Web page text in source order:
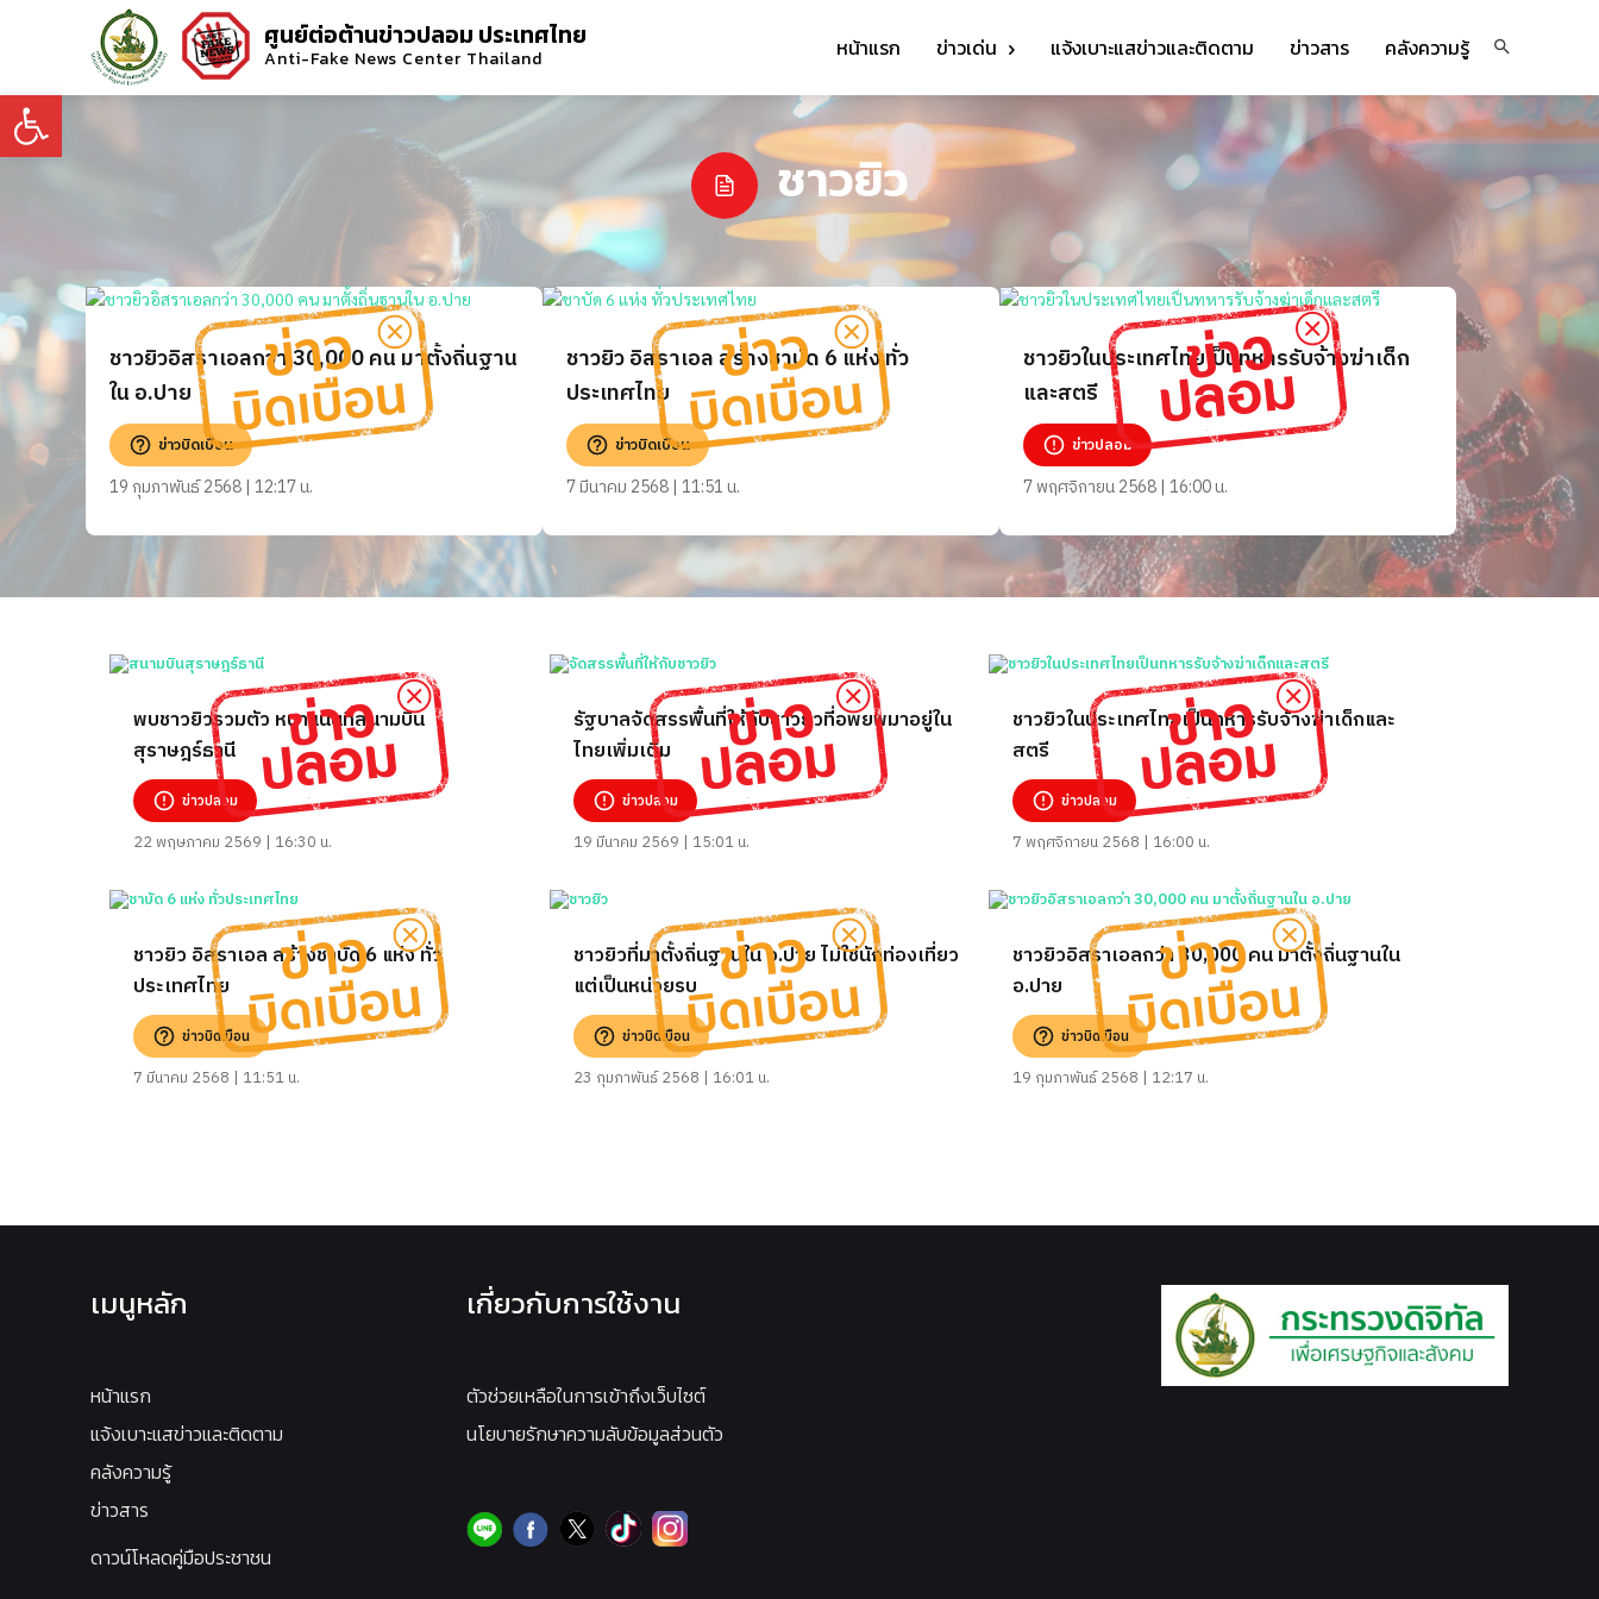
Open toolbar
ศูนย์ต่อต้านข่าวปลอม ประเทศไทย
Anti-Fake News Center Thailand หน้าแรก ข่าวเด่น แจ้งเบาะแสข่าวและติดตาม ข่าวสาร คลังความรู้
ชาวยิว
ชาวยิวอิสราเอลกว่า 30,000 คน มาตั้งถิ่นฐาน
ใน อ.ปาย
ข่าวบิดเบือน
19 กุมภาพันธ์ 2568 | 12:17 น.
ชาวยิว อิสราเอล สร้างชาบัด 6 แห่ง ทั่ว
ประเทศไทย
ข่าวบิดเบือน
7 มีนาคม 2568 | 11:51 น.
ชาวยิวในประเทศไทยเป็นทหารรับจ้างฆ่าเด็ก
และสตรี
ข่าวปลอม
7 พฤศจิกายน 2568 | 16:00 น.
พบชาวยิวรวมตัว หนาแน่นที่สนามบิน
สุราษฎร์ธานี
ข่าวปลอม
22 พฤษภาคม 2569 | 16:30 น.
รัฐบาลจัดสรรพื้นที่ให้กับชาวยิวที่อพยพมาอยู่ใน
ไทยเพิ่มเติม
ข่าวปลอม
19 มีนาคม 2569 | 15:01 น.
ชาวยิวในประเทศไทยเป็นทหารรับจ้างฆ่าเด็กและ
สตรี
ข่าวปลอม
7 พฤศจิกายน 2568 | 16:00 น.
ชาวยิว อิสราเอล สร้างชาบัด 6 แห่ง ทั่ว
ประเทศไทย
ข่าวบิดเบือน
7 มีนาคม 2568 | 11:51 น.
ชาวยิวที่มาตั้งถิ่นฐานใน อ.ปาย ไม่ใช่นักท่องเที่ยว
แต่เป็นหน่วยรบ
ข่าวบิดเบือน
23 กุมภาพันธ์ 2568 | 16:01 น.
ชาวยิวอิสราเอลกว่า 30,000 คน มาตั้งถิ่นฐานใน
อ.ปาย
ข่าวบิดเบือน
19 กุมภาพันธ์ 2568 | 12:17 น.
เมนูหลัก
หน้าแรก
แจ้งเบาะแสข่าวและติดตาม
คลังความรู้
ข่าวสาร
ดาวน์โหลดคู่มือประชาชน
เกี่ยวกับการใช้งาน
ตัวช่วยเหลือในการเข้าถึงเว็บไซต์
นโยบายรักษาความลับข้อมูลส่วนตัว